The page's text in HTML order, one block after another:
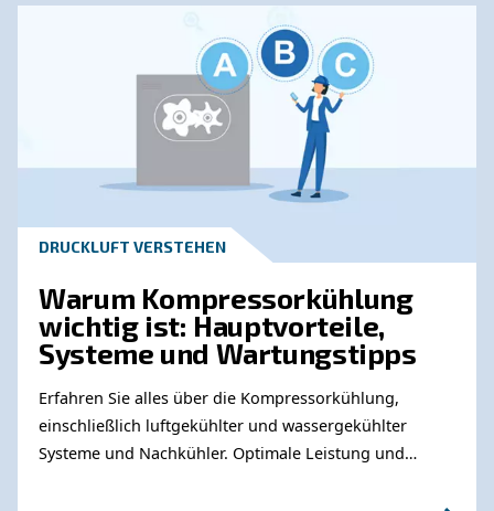
Benötigen Sie weitere Informationen zu
Produkten? Bitte füllen Sie dieses Formular
unsere Experten Sie so schnell wie möglich
Erfahren Sie mehr von unseren Experten: